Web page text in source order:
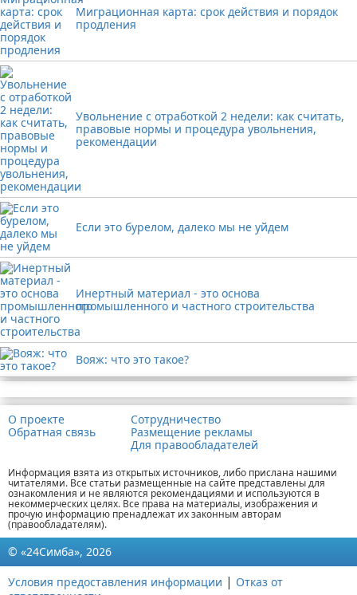
Миграционная карта: срок действия и порядок
продления
Увольнение с отработкой 2 недели: как считать,
правовые нормы и процедура увольнения,
рекомендации
Если это бурелом, далеко мы не уйдем
Инертный материал - это основа
промышленного и частного строительства
Вояж: что это такое?
О проекте
Обратная связь
Сотрудничество
Размещение рекламы
Для правообладателей
Информация взята из открытых источников, либо прислана нашими
читателями. Все статьи размещенные на сайте представлены для
ознакомления и не являются рекомендациями и используются в
некоммерческих целях. Все права на материалы, изображения и
прочую информацию пренадлежат их законным авторам
(правообладателям).
© «24Симба», 2026
Условия предоставления информации | Отказ от